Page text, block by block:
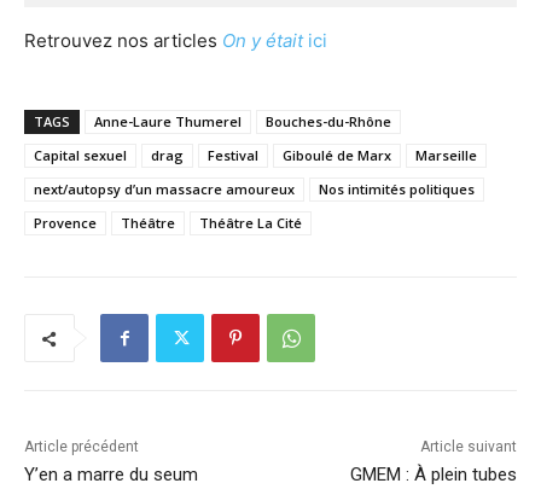
Retrouvez nos articles On y étaitici
TAGS Anne-Laure Thumerel
Bouches-du-Rhône
Capital sexuel
drag Festival Giboulé de Marx
Marseille
next/autopsy d’un massacre amoureux
Nos intimités politiques
Provence
Théâtre Théâtre La Cité
Article précédent
Y’en a marre du seum
Article suivant
GMEM : À plein tubes